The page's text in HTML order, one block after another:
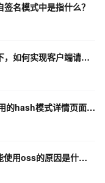
名模式中是指什么？
在OSS（阿里云对象存储）的自签名模式下，如何实现客户端请求的签名与鉴权？
钉钉待办列表配置PC端URL跳转到Vue应用的hash模式详情页面，路径被截取
Havenask多机模式下必须使用hdfs，不能使用oss的原因是什么呢？